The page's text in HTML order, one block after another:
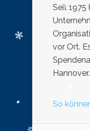
Seit 1975
vor Ort.
Hannover.
So